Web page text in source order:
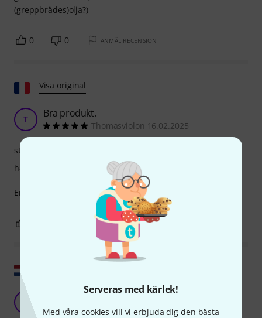
Serveras med kärlek!
Med våra cookies vill vi erbjuda dig den bästa
(greppbrädes)olja?)
0 0 ANMÄL RECENSION
Visa original
T Bra produkt.
Thomasviolon 16.02.2025
Enkel montering. Håll fiolen väl.
stabilitet
hantverkskvalitet
ANMÄL RECENSION
B0
barracuda 001 23.02.2023